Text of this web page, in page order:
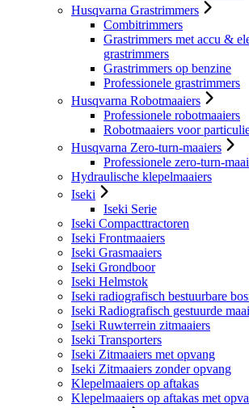
Husqvarna Grastrimmers
Combitrimmers
Grastrimmers met accu &
grastrimmers
Grastrimmers op benzine
Professionele grastrimmers
Husqvarna Robotmaaiers
Professionele robotmaaiers
Robotmaaiers voor
Husqvarna Zero-turn-maaiers
Professionele zero-turn-
Hydraulische klepelmaaiers
Iseki
Iseki Serie
Iseki Compacttractoren
Iseki Frontmaaiers
Iseki Grasmaaiers
Iseki Grondboor
Iseki Helmstok
Iseki radiografisch bestuurbare
Iseki Radiografisch gestuurde
Iseki Ruwterrein zitmaaiers
Iseki Transporters
Iseki Zitmaaiers met opvang
Iseki Zitmaaiers zonder opvang
Klepelmaaiers op aftakas
Klepelmaaiers op aftakas met